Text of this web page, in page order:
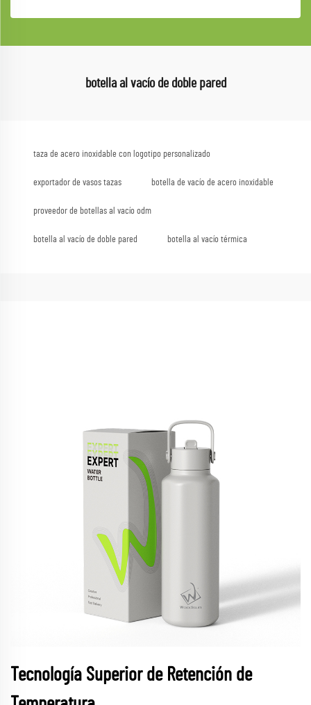
botella al vacío de doble pared
taza de acero inoxidable con logotipo personalizado
exportador de vasos tazas botella de vacío de acero inoxidable
proveedor de botellas al vacío odm
botella al vacío de doble pared botella al vacío térmica
Tecnología Superior de Retención de